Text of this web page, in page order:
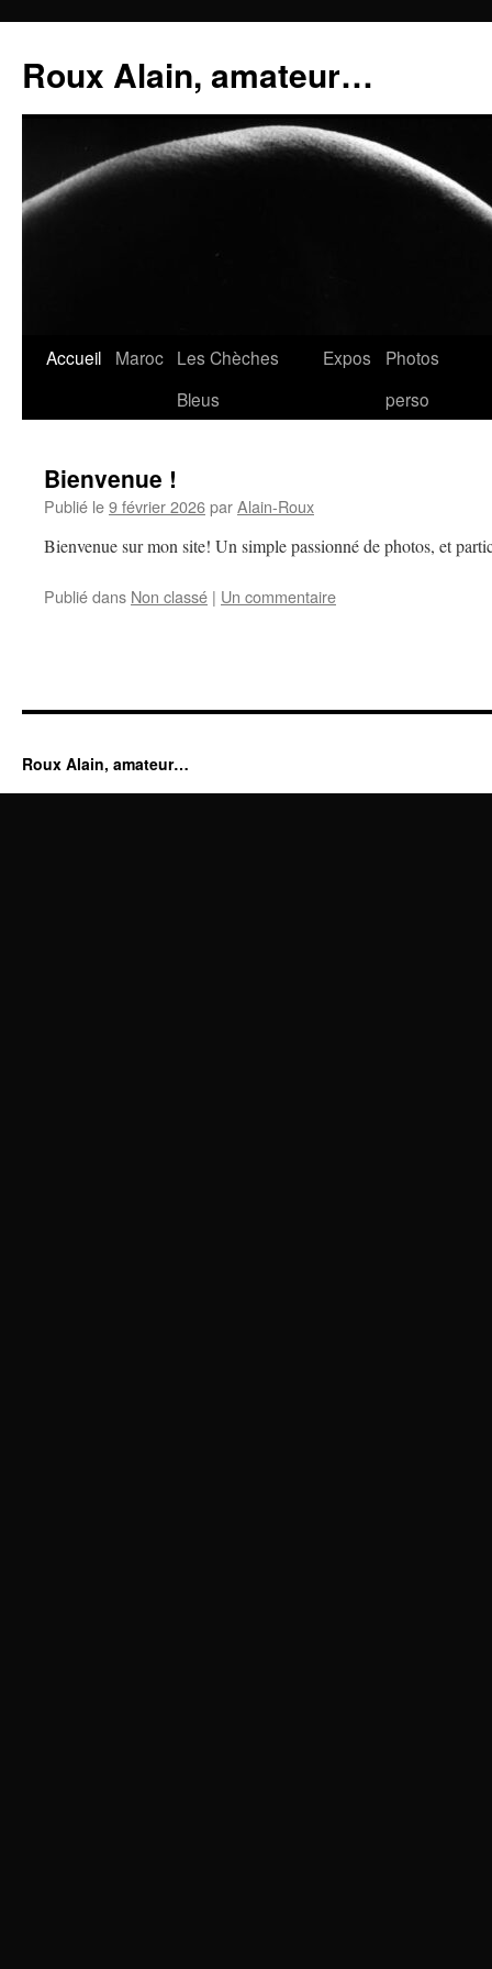
contenu
Roux Alain, amateur…
Accueil Maroc Les Chèches
Bleus
Expos
Photos
perso
Bienvenue !
Publié le9 février 2026parAlain-Roux
Bienvenue sur mon site! Un simple passionné de photos, et
Publié dans Non classé | Un commentaire
Roux Alain, amateur…